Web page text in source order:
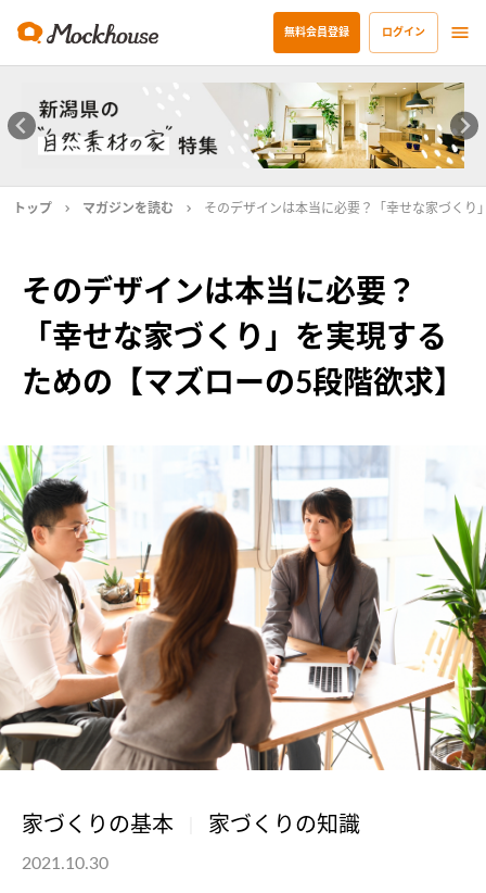
無料会員登録 ログイン
トップ マガジンを読む そのデザインは本当に必要？「幸せな家づく
そのデザインは本当に必要？
「幸せな家づくり」を実現する
ための【マズローの5段階欲求】
家づくりの基本 家づくりの知識
2021.10.30